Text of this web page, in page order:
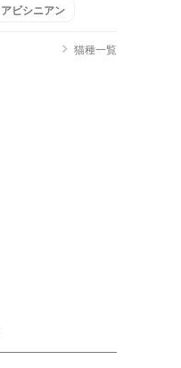
アビシニアン
猫種一覧